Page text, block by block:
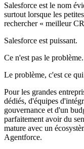
Salesforce est le nom
surtout lorsque les
rechercher « meilleur
Salesforce est puissant.
Ce n'est pas le problème.
Le problème, c'est ce
Pour les grandes
dédiés, d'équipes
gouvernance et d'un
parfaitement avoir du
mature avec un
Agentforce.